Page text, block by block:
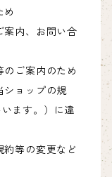
め
案内、お問い合
のご案内のため
ショップの規
ます。）に違
約等の変更など